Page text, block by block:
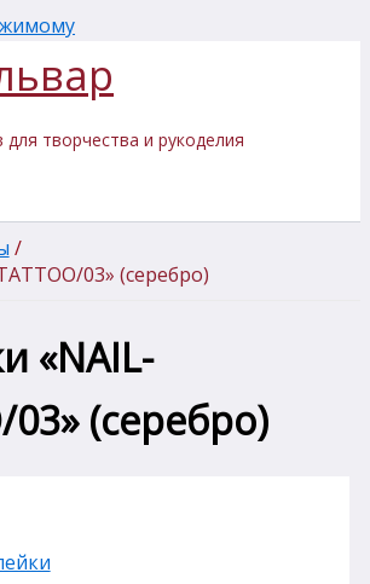
творчества и рукоделия
03» (серебро)
«NAIL-
03» (серебро)